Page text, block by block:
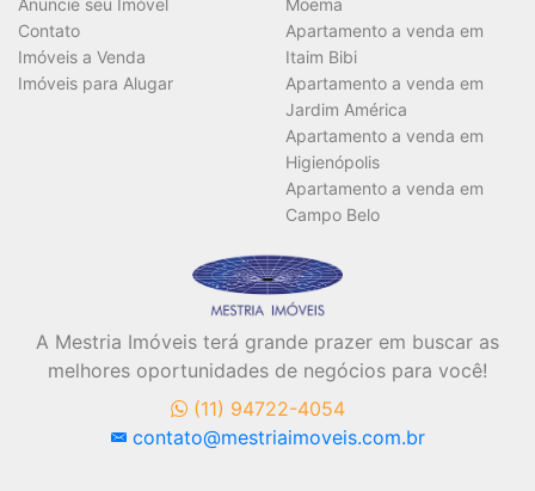
Anuncie seu Imóvel
Contato
Imóveis a Venda
Imóveis para Alugar
Moema
Apartamento a venda em
Itaim Bibi
Apartamento a venda em
Jardim América
Apartamento a venda em
Higienópolis
Apartamento a venda em
Campo Belo
A Mestria Imóveis terá grande prazer em buscar as
melhores oportunidades de negócios para você!
(11) 94722-4054
contato@mestriaimoveis.com.br